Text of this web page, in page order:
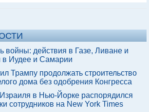
войны: действия в Газе, Ливане и
в Иудее и Самарии
Трампу продолжать строительство
дома без одобрения Конгресса
Израиля в Нью-Йорке распорядился
сотрудников на New York Times